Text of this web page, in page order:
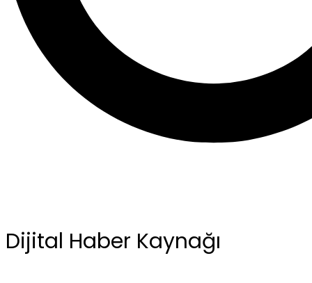
Dijital Haber Kaynağı